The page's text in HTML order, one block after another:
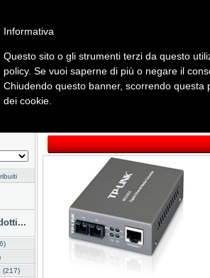
Marchi Dati Cliente Servizi Company
Fotografia Telefonia Audio Video
(217)
Informativa
Questo sito o gli strumenti terzi da questo
policy. Se vuoi saperne di più o negare il
Chiudendo questo banner, scorrendo questa
dei cookie.